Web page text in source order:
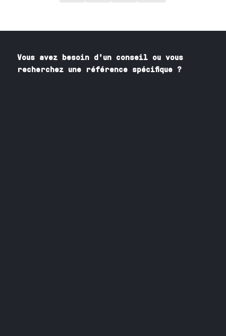
Vous avez besoin d'un conseil ou vous
recherchez une référence spécifique ?